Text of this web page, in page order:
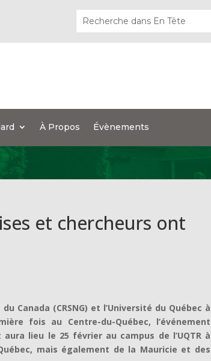
À Propos Évènements
et chercheurs ont
Canada (CRSNG) et l’Université du Québec à
fois au Centre-du-Québec, l’événement
aura lieu le 25 février au campus de l’UQTR à
mais également de la Mauricie et des